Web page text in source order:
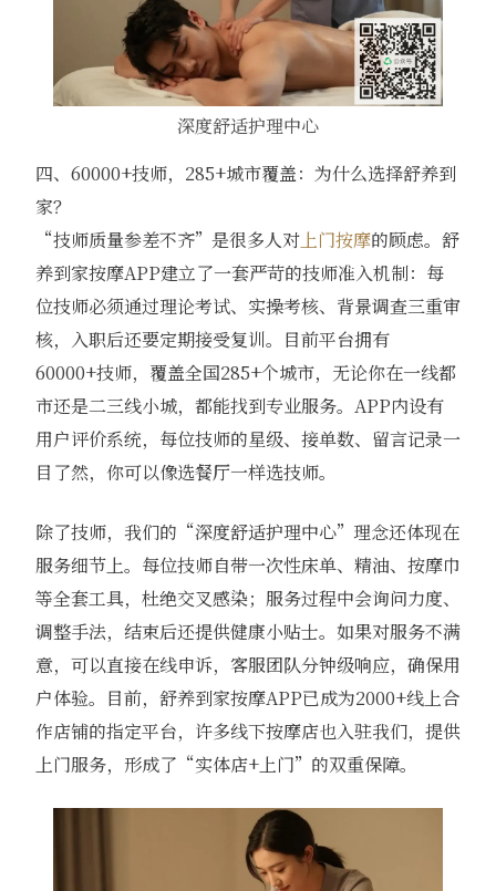
深度舒适护理中心
四、60000+技师，285+城市覆盖：为什么选择舒养到
家？
“技师质量参差不齐”是很多人对上门按摩的顾虑。舒
养到家按摩APP建立了一套严苛的技师准入机制：每
位技师必须通过理论考试、实操考核、背景调查三重审
核，入职后还要定期接受复训。目前平台拥有
60000+技师，覆盖全国285+个城市，无论你在一线都
市还是二三线小城，都能找到专业服务。APP内设有
用户评价系统，每位技师的星级、接单数、留言记录一
目了然，你可以像选餐厅一样选技师。
除了技师，我们的“深度舒适护理中心”理念还体现在
服务细节上。每位技师自带一次性床单、精油、按摩巾
等全套工具，杜绝交叉感染；服务过程中会询问力度、
调整手法，结束后还提供健康小贴士。如果对服务不满
意，可以直接在线申诉，客服团队分钟级响应，确保用
户体验。目前，舒养到家按摩APP已成为2000+线上合
作店铺的指定平台，许多线下按摩店也入驻我们，提供
上门服务，形成了“实体店+上门”的双重保障。